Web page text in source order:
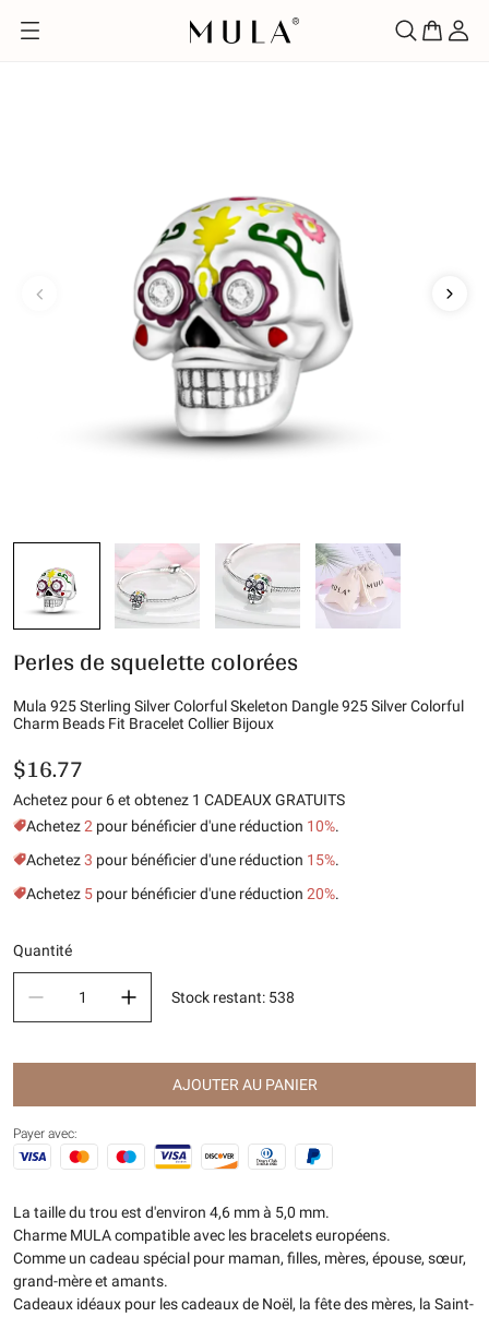
Perles de squelette colorées
Mula 925 Sterling Silver Colorful Skeleton Dangle 925 Silver Colorful
Charm Beads Fit Bracelet Collier Bijoux
$16.77
Achetez pour 6 et obtenez 1 CADEAUX GRATUITS
Achetez2 pour bénéficier d'une réduction 10%.
Achetez3 pour bénéficier d'une réduction 15%.
Achetez 5 pour bénéficier d'une réduction 20%.
Quantité
Stock restant: 538
AJOUTER AU PANIER
Payer avec:
La taille du trou est d'environ 4,6 mm à 5,0 mm.
Charme MULA compatible avec les bracelets européens.
Comme un cadeau spécial pour maman, filles, mères, épouse, sœur,
grand-mère et amants.
Cadeaux idéaux pour les cadeaux de Noël, la fête des mères, la Saint-